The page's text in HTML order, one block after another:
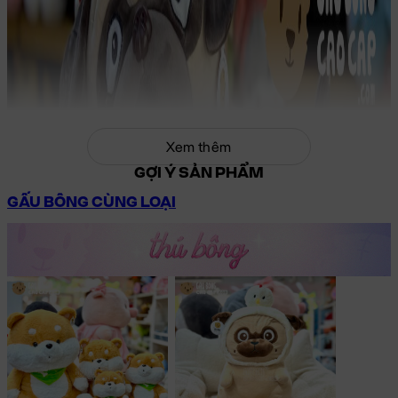
Xem thêm
GỢI Ý SẢN PHẨM
GẤU BÔNG CÙNG LOẠI